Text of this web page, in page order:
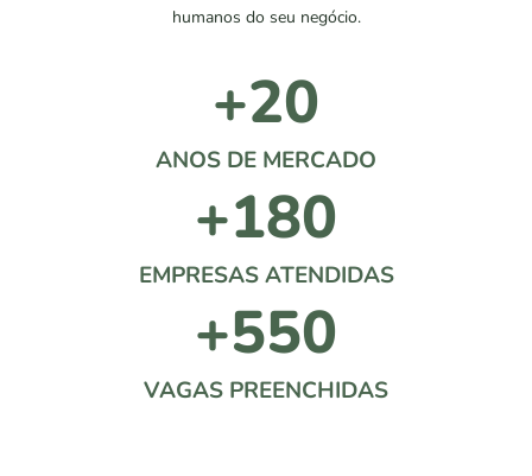
humanos do seu negócio.
ANOS DE MERCADO
+20
EMPRESAS ATENDIDAS
+180
VAGAS PREENCHIDAS
+550